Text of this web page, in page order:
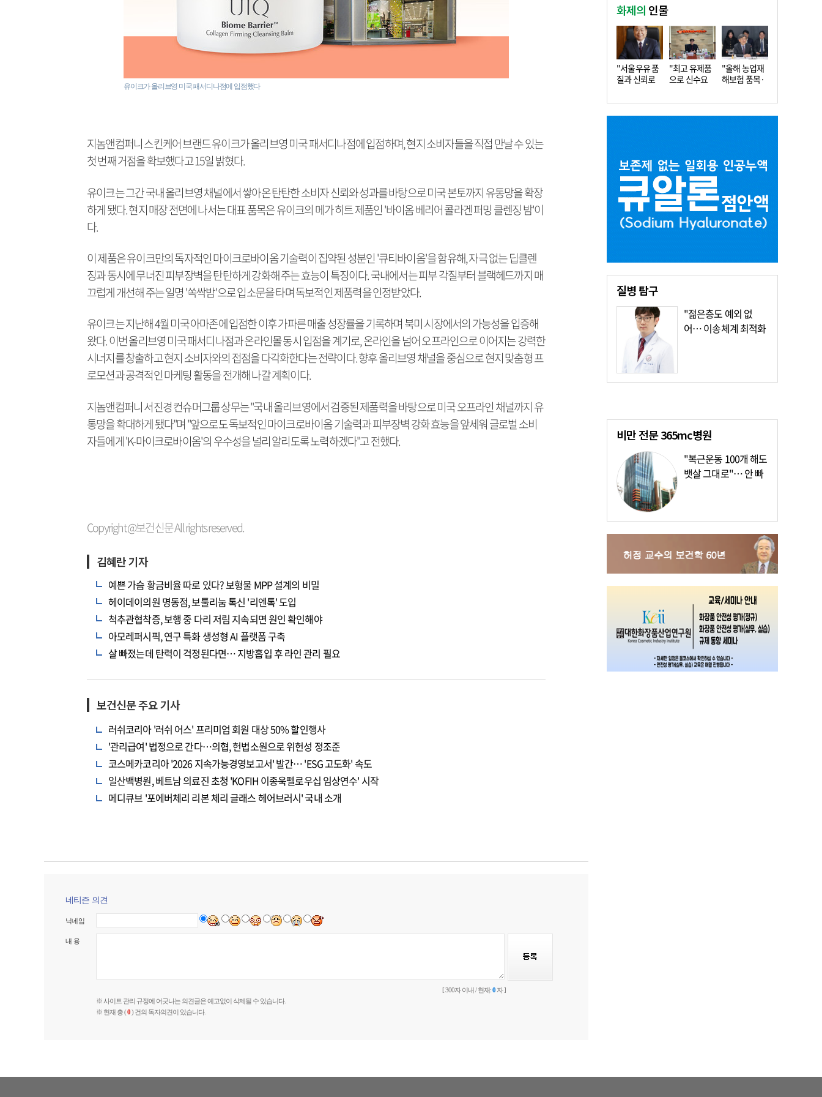
유이크가 올리브영 미국 패서디나점에 입점했다
지놈앤컴퍼니 스킨케어 브랜드 유이크가 올리브영 미국 패서디나점에 입점하며, 현지 소비자들을 직접 만날 수 있는
첫 번째 거점을 확보했다고 15일 밝혔다.
유이크는 그간 국내 올리브영 채널에서 쌓아온 탄탄한 소비자 신뢰와 성과를 바탕으로 미국 본토까지 유통망을 확장
하게 됐다. 현지 매장 전면에 나서는 대표 품목은 유이크의 메가 히트 제품인 '바이옴 베리어 콜라겐 퍼밍 클렌징 밤'이
다.
이 제품은 유이크만의 독자적인 마이크로바이옴 기술력이 집약된 성분인 '큐티바이옴'을 함유해, 자극 없는 딥클렌
징과 동시에 무너진 피부장벽을 탄탄하게 강화해 주는 효능이 특징이다. 국내에서는 피부 각질부터 블랙헤드까지 매
끄럽게 개선해 주는 일명 '쏙싹밤'으로 입소문을 타며 독보적인 제품력을 인정받았다.
유이크는 지난해 4월 미국 아마존에 입점한 이후 가파른 매출 성장률을 기록하며 북미 시장에서의 가능성을 입증해
왔다. 이번 올리브영 미국 패서디나점과 온라인몰 동시 입점을 계기로, 온라인을 넘어 오프라인으로 이어지는 강력한
시너지를 창출하고 현지 소비자와의 접점을 다각화한다는 전략이다. 향후 올리브영 채널을 중심으로 현지 맞춤형 프
로모션과 공격적인 마케팅 활동을 전개해 나갈 계획이다.
지놈앤컴퍼니 서진경 컨슈머그룹 상무는 "국내 올리브영에서 검증된 제품력을 바탕으로 미국 오프라인 채널까지 유
통망을 확대하게 됐다"며 "앞으로도 독보적인 마이크로바이옴 기술력과 피부장벽 강화 효능을 앞세워 글로벌 소비
자들에게 'K-마이크로바이옴'의 우수성을 널리 알리도록 노력하겠다"고 전했다.
Copyright @보건신문 All rights reserved.
김혜란 기자
예쁜 가슴 황금비율 따로 있다? 보형물 MPP 설계의 비밀
헤이데이의원 명동점, 보툴리눔 톡신 '리엔톡' 도입
척추관협착증, 보행 중 다리 저림 지속되면 원인 확인해야
아모레퍼시픽, 연구 특화 생성형 AI 플랫폼 구축
살 빠졌는데 탄력이 걱정된다면… 지방흡입 후 라인 관리 필요
보건신문 주요 기사
러쉬코리아 '러쉬 어스' 프리미엄 회원 대상 50% 할인행사
'관리급여' 법정으로 간다…의협, 헌법소원으로 위헌성 정조준
코스메카코리아 '2026 지속가능경영보고서' 발간… 'ESG 고도화' 속도
일산백병원, 베트남 의료진 초청 'KOFIH 이종욱펠로우십 임상연수' 시작
메디큐브 '포에버체리 리본 체리 글래스 헤어브러시' 국내 소개
네티즌 의견
닉네임
내 용
[ 300자 이내 / 현재:0 자 ]
※ 사이트 관리 규정에 어긋나는 의견글은 예고없이 삭제될 수 있습니다.
※ 현재 총 (0) 건의 독자의견이 있습니다.
화제의 인물
"서울우유 품
질과 신뢰로
"최고 유제품
으로 신수요
"올해 농업재
해보험 품목·
질병탐구
"젊은층도 예외 없
어… 이송체계 최적화
비만 전문365mc병원
"복근운동 100개 해도
뱃살 그대로"… 안 빠